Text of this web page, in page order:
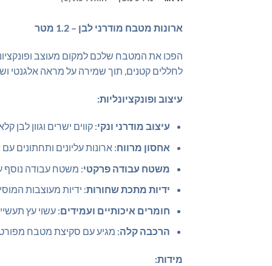
ארונות מטבח מודרני לבן – 1.2 מטר
לחללים קטנים, תוך שמירה על מראה אלגנטי
עיצוב ופונקציונליות:
עיצוב מודרני ונקי: קווים ישרים וגוון לבן
אחסון מרווח: ארונות עליונים ותחתונים
משטח עבודה פרקטי: משטח עבודה נוסף
ידיות מתכת שחורות: ידיות מעוצבות
חומרים איכותיים ועמידים: עשוי עץ
הרכבה קלה: מגיע עם סקיצת מטבח
מידות: